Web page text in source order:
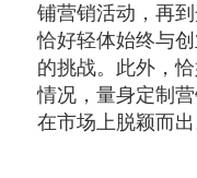
铺营销活动，再
恰好轻体始终与
的挑战。此外，
情况，量身定制
在市场上脱颖而出